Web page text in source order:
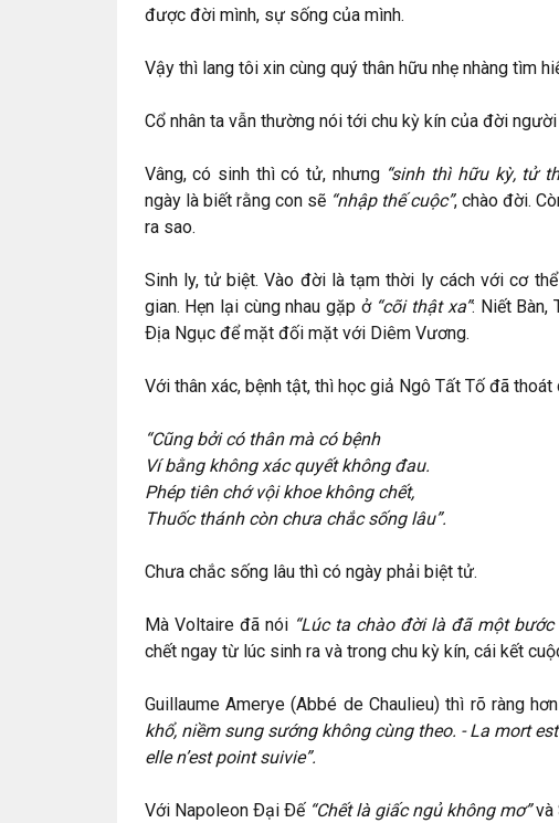
được đời mình, sự sống của mình.
Vậy thì lang tôi xin cùng quý thân hữu nhẹ nhàng tìm
Cổ nhân ta vẫn thường nói tới chu kỳ kín của đời người
Vâng, có sinh thì có tử, nhưng “sinh thì hữu kỳ, tử
ngày là biết rằng con sẽ “nhập thế cuộc”, chào đời.
ra sao.
Sinh ly, tử biệt. Vào đời là tạm thời ly cách với cơ
gian. Hẹn lại cùng nhau gặp ở “cõi thật xa”: Niết Bàn,
Ðịa Ngục để mặt đối mặt với Diêm Vương.
Với thân xác, bệnh tật, thì học giả Ngô Tất Tố đã
“Cũng bởi có thân mà có bệnh
Ví bằng không xác quyết không đau.
Phép tiên chớ vội khoe không chết,
Thuốc thánh còn chưa chắc sống lâu”.
Chưa chắc sống lâu thì có ngày phải biệt tử.
Mà Voltaire đã nói “Lúc ta chào đời là đã một bước
chết ngay từ lúc sinh ra và trong chu kỳ kín, cái kết
Guillaume Amerye (Abbé de Chaulieu) thì rõ ràng hơn
khổ, niềm sung sướng không cùng theo. - La mort
elle n’est point suivie”.
Với Napoleon Ðại Ðế “Chết là giấc ngủ không mơ”và